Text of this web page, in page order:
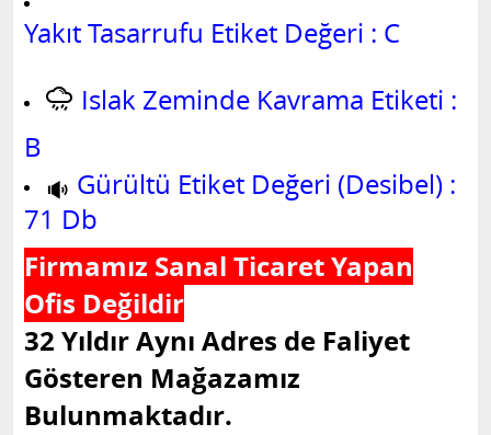
Yakıt Tasarrufu Etiket Değeri : C
Islak Zeminde Kavrama Etiketi :
B
Gürültü Etiket Değeri (Desibel) :
71 Db
Firmamız Sanal Ticaret Yapan
Ofis Değildir
32 Yıldır Aynı Adres de Faliyet
Gösteren Mağazamız
Bulunmaktadır.